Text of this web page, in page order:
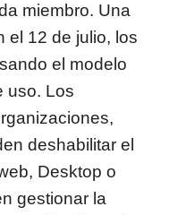
miembro. Una
el 12 de julio, los
el modelo
uso. Los
deshabilitar el
Desktop o
gestionar la